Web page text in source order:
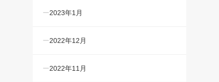
2023年1月
2022年12月
2022年11月